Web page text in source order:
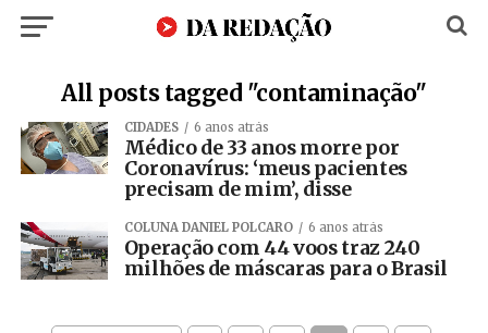
All posts tagged "contaminação"
CIDADES 6 anos atrás
Médico de 33 anos morre por
Coronavírus: ‘meus pacientes
precisam de mim’, disse
COLUNA DANIEL POLCARO 6 anos atrás
Operação com 44 voos traz 240
milhões de máscaras para o Brasil